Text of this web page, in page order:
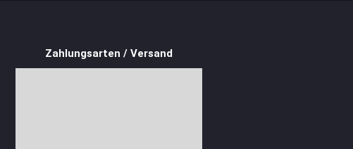
Zahlungsarten / Versand